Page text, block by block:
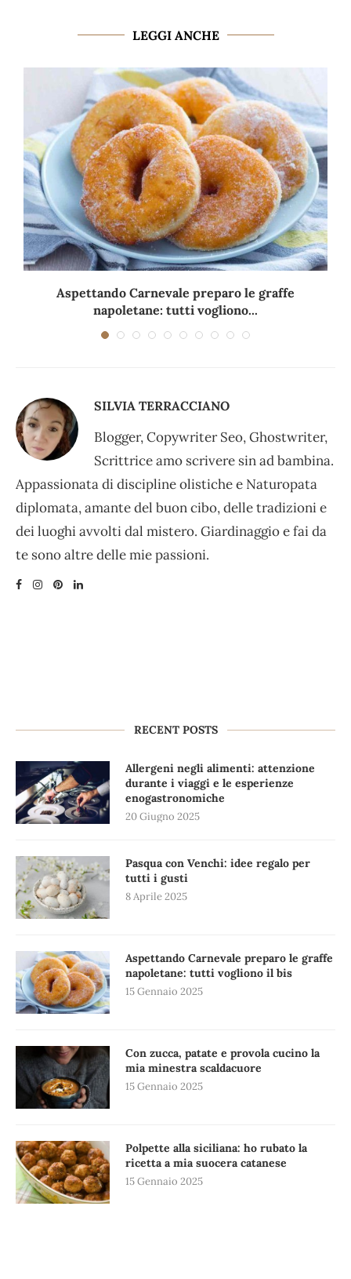
LEGGI ANCHE
Aspettando Carnevale preparo le graffe
napoletane: tutti vogliono...
SILVIA TERRACCIANO
Blogger, Copywriter Seo, Ghostwriter,
Scrittrice amo scrivere sin ad bambina.
Appassionata di discipline olistiche e Naturopata
diplomata, amante del buon cibo, delle tradizioni e
dei luoghi avvolti dal mistero. Giardinaggio e fai da
te sono altre delle mie passioni.
RECENT POSTS
Allergeni negli alimenti: attenzione
durante i viaggi e le esperienze
enogastronomiche
20 Giugno 2025
Pasqua con Venchi: idee regalo per
tutti i gusti
8 Aprile 2025
Aspettando Carnevale preparo le graffe
napoletane: tutti vogliono il bis
15 Gennaio 2025
Con zucca, patate e provola cucino la
mia minestra scaldacuore
15 Gennaio 2025
Polpette alla siciliana: ho rubato la
ricetta a mia suocera catanese
15 Gennaio 2025